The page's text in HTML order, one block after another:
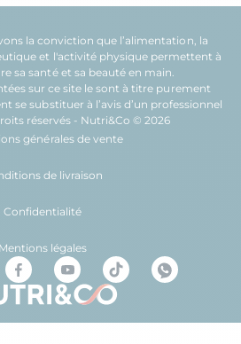
la conviction que l’alimentation , la
et l'activité physiquepermettent à
sasantéet sa beautéen main.
sur ce site le sont à titre purement
se substituer à l’avis d’un professionnel
réservés - Nutri&Co © 2026
générales de vente
de livraison
Confidentialité
Mentions légales